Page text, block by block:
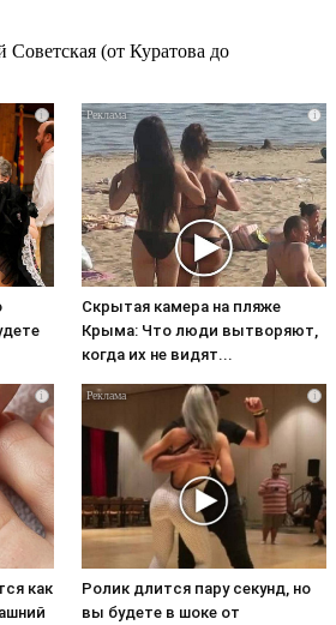
Советская (от Куратова до
i i
Скрытая камера на пляже
Крыма: Что люди вытворяют,
когда их не видят...
i
как
i
Ролик длится пару секунд, но
вы будете в шоке от